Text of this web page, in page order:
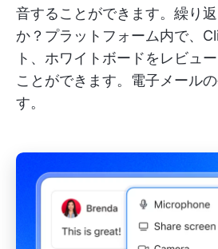
音することができます。繰り
か？プラットフォーム内で、
ト、ホワイトボードをレビュ
ことができます。電子メール
す。